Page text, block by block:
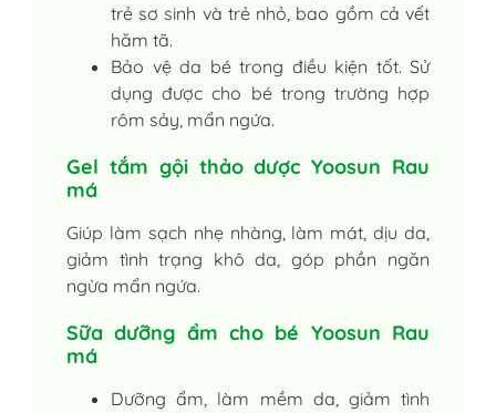
trẻ sơ sinh và trẻ nhỏ, bao gồm cả vết
hăm tã.
Bảo vệ da bé trong điều kiện tốt. Sử
dụng được cho bé trong trường hợp
rôm sảy, mẩn ngứa.
Gel tắm gội thảo dược Yoosun Rau
má
Giúp làm sạch nhẹ nhàng, làm mát, dịu da,
giảm tình trạng khô da, góp phần ngăn
ngừa mẩn ngứa.
Sữa dưỡng ẩm cho bé Yoosun Rau
má
Dưỡng ẩm, làm mềm da, giảm tình